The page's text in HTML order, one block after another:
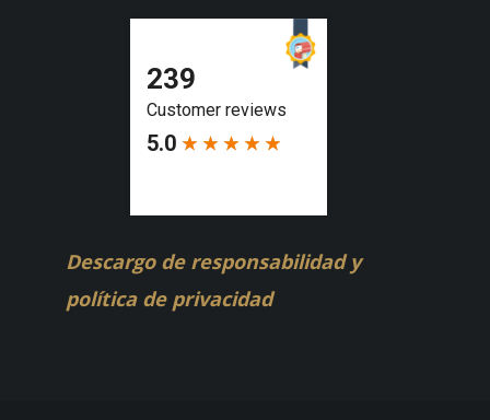
Descargo de responsabilidad y
política de privacidad